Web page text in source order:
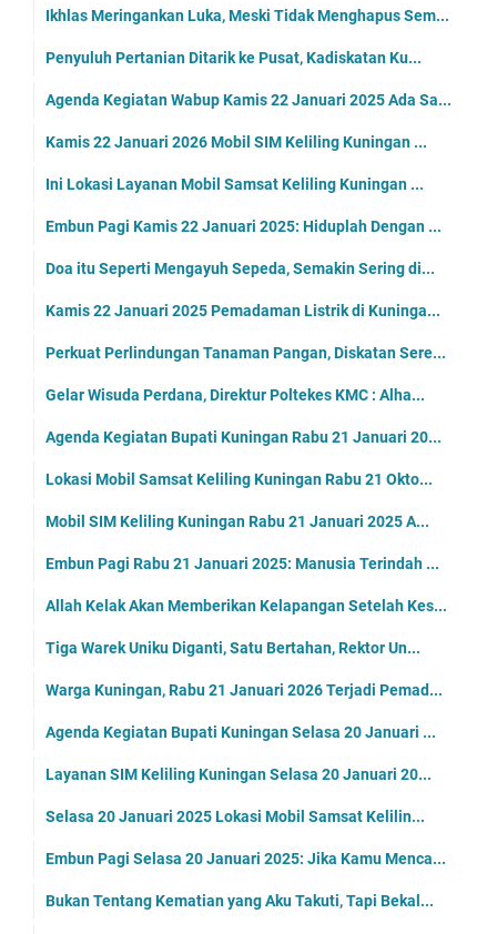
Ikhlas Meringankan Luka, Meski Tidak Menghapus Sem...
Penyuluh Pertanian Ditarik ke Pusat, Kadiskatan Ku...
Agenda Kegiatan Wabup Kamis 22 Januari 2025 Ada Sa...
Kamis 22 Januari 2026 Mobil SIM Keliling Kuningan ...
Ini Lokasi Layanan Mobil Samsat Keliling Kuningan ...
Embun Pagi Kamis 22 Januari 2025: Hiduplah Dengan ...
Doa itu Seperti Mengayuh Sepeda, Semakin Sering di...
Kamis 22 Januari 2025 Pemadaman Listrik di Kuninga...
Perkuat Perlindungan Tanaman Pangan, Diskatan Sere...
Gelar Wisuda Perdana, Direktur Poltekes KMC : Alha...
Agenda Kegiatan Bupati Kuningan Rabu 21 Januari 20...
Lokasi Mobil Samsat Keliling Kuningan Rabu 21 Okto...
Mobil SIM Keliling Kuningan Rabu 21 Januari 2025 A...
Embun Pagi Rabu 21 Januari 2025: Manusia Terindah ...
Allah Kelak Akan Memberikan Kelapangan Setelah Kes...
Tiga Warek Uniku Diganti, Satu Bertahan, Rektor Un...
Warga Kuningan, Rabu 21 Januari 2026 Terjadi Pemad...
Agenda Kegiatan Bupati Kuningan Selasa 20 Januari ...
Layanan SIM Keliling Kuningan Selasa 20 Januari 20...
Selasa 20 Januari 2025 Lokasi Mobil Samsat Kelilin...
Embun Pagi Selasa 20 Januari 2025: Jika Kamu Menca...
Bukan Tentang Kematian yang Aku Takuti, Tapi Bekal...